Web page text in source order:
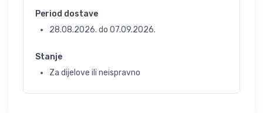
Period dostave
28.08.2026. do 07.09.2026.
Stanje
Za dijelove ili neispravno